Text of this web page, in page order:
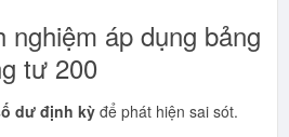
áp dụng bảng
tư 200
dư định kỳ để phát hiện sai sót.